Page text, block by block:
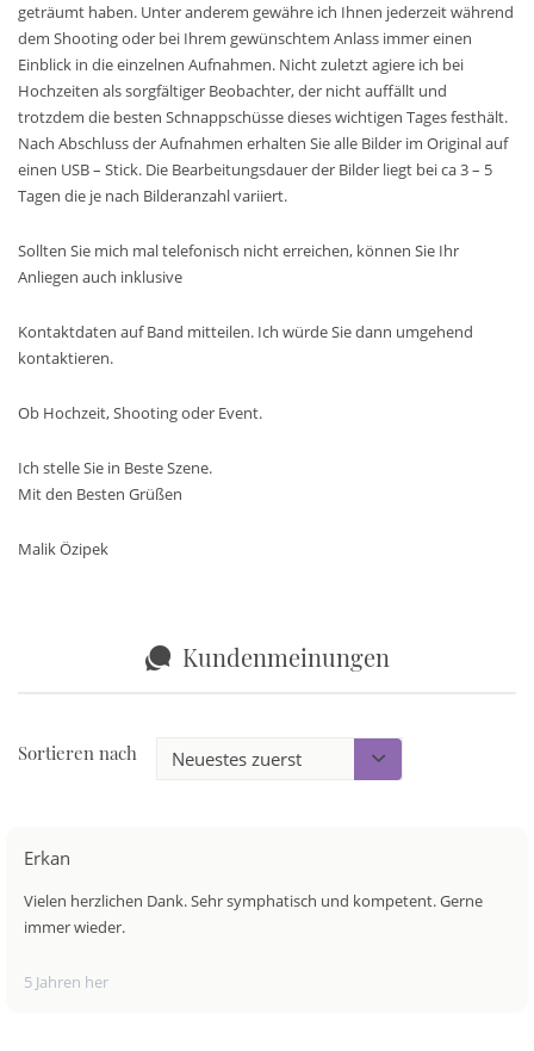
geträumt haben. Unter anderem gewähre ich Ihnen jederzeit während
dem Shooting oder bei Ihrem gewünschtem Anlass immer einen
Einblick in die einzelnen Aufnahmen. Nicht zuletzt agiere ich bei
Hochzeiten als sorgfältiger Beobachter, der nicht auffällt und
trotzdem die besten Schnappschüsse dieses wichtigen Tages festhält.
Nach Abschluss der Aufnahmen erhalten Sie alle Bilder im Original auf
einen USB – Stick. Die Bearbeitungsdauer der Bilder liegt bei ca 3 – 5
Tagen die je nach Bilderanzahl variiert.
Sollten Sie mich mal telefonisch nicht erreichen, können Sie Ihr
Anliegen auch inklusive
Kontaktdaten auf Band mitteilen. Ich würde Sie dann umgehend
kontaktieren.
Ob Hochzeit, Shooting oder Event.
Ich stelle Sie in Beste Szene.
Mit den Besten Grüßen
Malik Özipek
Kundenmeinungen
Sortieren nach
Erkan
Vielen herzlichen Dank. Sehr symphatisch und kompetent. Gerne
immer wieder.
5 Jahren her